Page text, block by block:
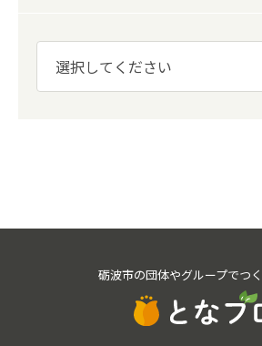
砺波市の団体やグループでつ